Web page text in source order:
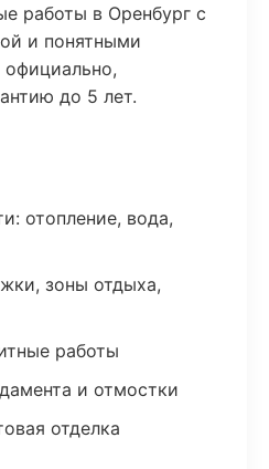
работы в Оренбург с
и понятными
до 5 лет.
отопление, вода,
зоны отдыха,
работы
и отмостки
отделка